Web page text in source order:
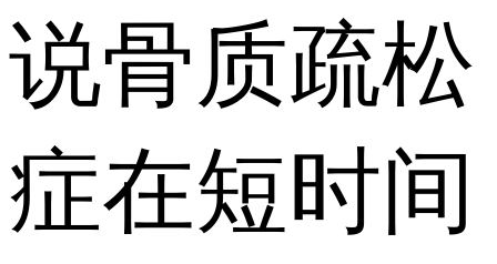
说骨质疏松
症在短时间